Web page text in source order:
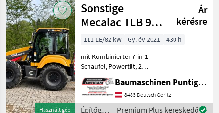
Kategória 3 Ország
AKTUÁLIS
ÚTVONAL
Építőipari
gépek
Epitogepek
Kompakt
Kotrogep
Visszaállítás
2 eredmény
Használt gép
Sonstige
Mecalac TLB 990
PS
Ár
kérésre
111 LE/82 kW Gy. év 2021
430 h
mit Kombinierter 7-in-1
Schaufel, Powertilt, 2
Referenznummer: 19400
Baumaschinen Puntigam
GmbH Unser Spezialgebiet:
Baumaschinen Puntigam GmbH
8483 Deutsch Goritz
ÉpítőgépekPremium Plus kereskedő